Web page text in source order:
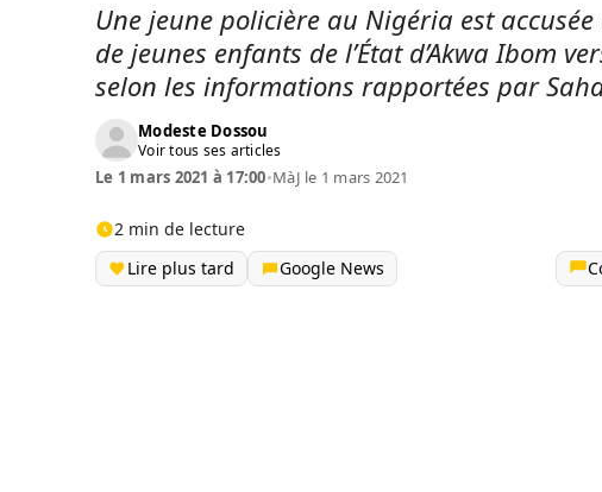
Une jeune policière au Nigéria est
de jeunes enfants de l’État d’Akwa Ibom
selon les informations rapportées par
Modeste Dossou
Voir tous ses articles
Le 1 mars 2021 à 17:00•MàJ le 1 mars 2021
2 min de lecture
Lire plus tard
Google News